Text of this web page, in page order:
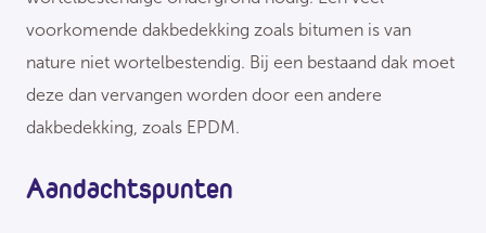
voorkomende dakbedekking zoals bitumen is van
nature niet wortelbestendig. Bij een bestaand dak moet
deze dan vervangen worden door een andere
dakbedekking, zoals EPDM.
Aandachtspunten